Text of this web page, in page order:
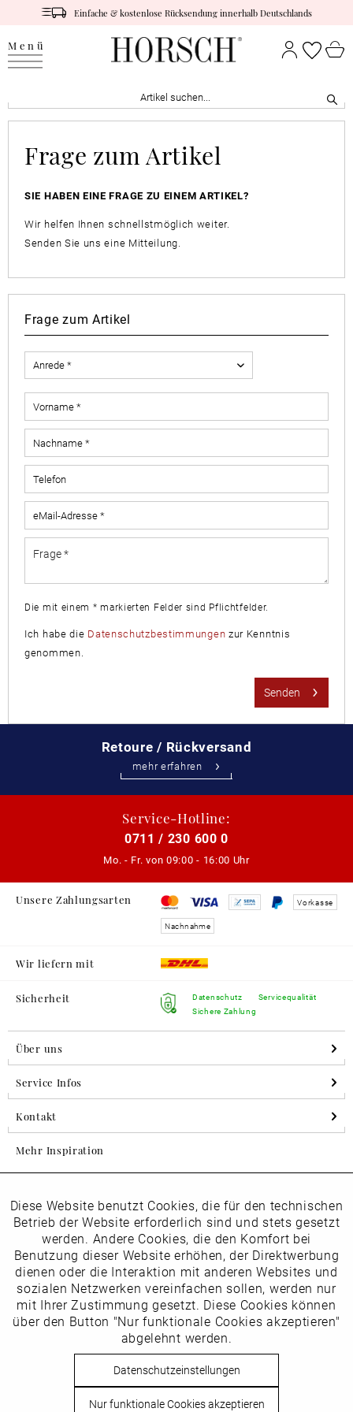
Einfache & kostenlose Rücksendung innerhalb Deutschlands
Menü
Frage zum Artikel
SIE HABEN EINE FRAGE ZU EINEM ARTIKEL?
Wir helfen Ihnen schnellstmöglich weiter.
Senden Sie uns eine Mitteilung.
Frage zum Artikel
Die mit einem * markierten Felder sind Pflichtfelder.
Ich habe die Datenschutzbestimmungen zur Kenntnis
genommen.
Senden
Retoure / Rückversand
mehr erfahren
Service-Hotline:
0711 / 230 600 0
Mo. - Fr. von 09:00 - 16:00 Uhr
Unsere Zahlungsarten Vorkasse
Nachnahme
Wir liefern mit
Sicherheit
Datenschutz
Sichere Zahlung
Servicequalität
Über uns
Service Infos
Kontakt
Mehr Inspiration
Folgen Sie uns auf Instagram
horsch_schuhe
Newsletter
Datenschutzbestimmungenhabe ich zur Kenntnis
vom Newsletter abmelden.
Funktionale Aktiv
Marketing Inaktiv
Tracking Inaktiv
Inaktiv
Diese Website benutzt Cookies, die für den technischen
Betrieb der Website erforderlich sind und stets gesetzt
werden. Andere Cookies, die den Komfort bei
Benutzung dieser Website erhöhen, der Direktwerbung
dienen oder die Interaktion mit anderen Websites und
sozialen Netzwerken vereinfachen sollen, werden nur
mit Ihrer Zustimmung gesetzt. Diese Cookies können
über den Button "Nur funktionale Cookies akzeptieren"
abgelehnt werden.
Datenschutzeinstellungen
Nur funktionale Cookies akzeptieren